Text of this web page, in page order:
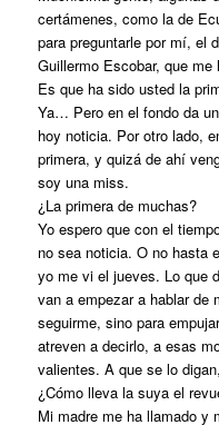
certámenes, como la de
para preguntarle por mí, el
Guillermo Escobar, que
Es que ha sido usted la
Ya… Pero en el fondo da
hoy noticia. Por otro lado,
primera, y quizá de ahí
soy una miss.
¿La primera de muchas?
Yo espero que con el
no sea noticia. O no hasta
yo me vi el jueves. Lo que
van a empezar a hablar de
seguirme, sino para
atreven a decirlo, a esas
valientes. A que se lo
¿Cómo lleva la suya el
Mi madre me ha llamado y